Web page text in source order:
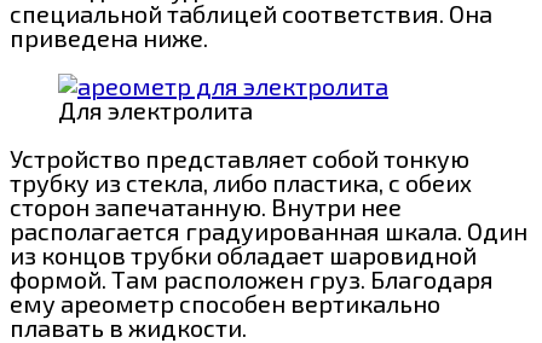
специальной таблицей соответствия. Она
приведена ниже.
Для электролита
Устройство представляет собой тонкую
трубку из стекла, либо пластика, с обеих
сторон запечатанную. Внутри нее
располагается градуированная шкала. Один
из концов трубки обладает шаровидной
формой. Там расположен груз. Благодаря
ему ареометр способен вертикально
плавать в жидкости.